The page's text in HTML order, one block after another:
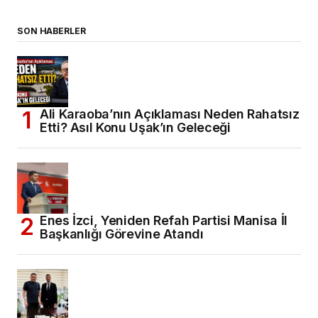
SON HABERLER
Ali Karaoba’nın Açıklaması Neden Rahatsız
Etti? Asıl Konu Uşak’ın Geleceği
Enes İzci, Yeniden Refah Partisi Manisa İl
Başkanlığı Görevine Atandı